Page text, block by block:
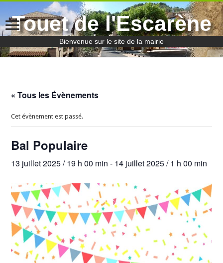
Touet de l'Escarène
Bienvenue sur le site de la mairie
« Tous les Évènements
Cet évènement est passé.
Bal Populaire
13 juillet 2025 / 19 h 00 min - 14 juillet 2025 / 1 h 00 min